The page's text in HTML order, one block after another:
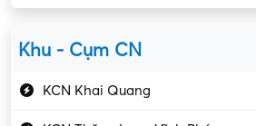
Kiểm soát chất lượng
Kỹ sư cơ khí
Kỹ sư điện
Khu - Cụm CN
KCN Khai Quang